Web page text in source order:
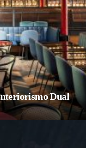
Dual